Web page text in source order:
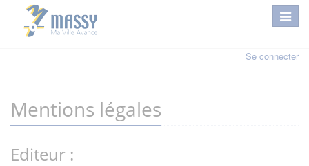
Se connecter
Mentions légales
Editeur :